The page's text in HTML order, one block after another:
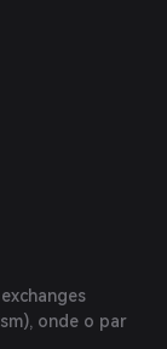
onde o par